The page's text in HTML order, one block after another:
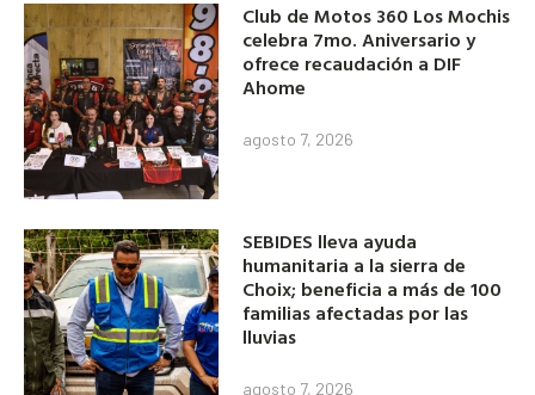
Club de Motos 360 Los Mochis
celebra 7mo. Aniversario y
ofrece recaudación a DIF
Ahome
agosto 7, 2026
SEBIDES lleva ayuda
humanitaria a la sierra de
Choix; beneficia a más de 100
familias afectadas por las
lluvias
agosto 7, 2026